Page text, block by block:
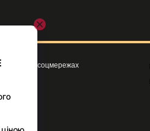
Ми в соцмережах